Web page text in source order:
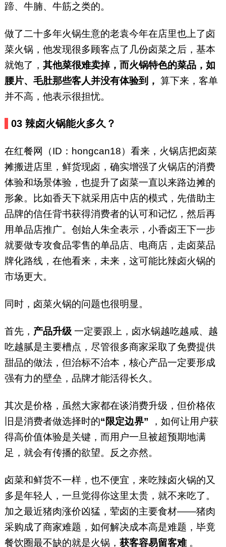
蹄、牛腩、牛筋之类的。
做了二十多年火锅生意的老袁今年在店里也上了卤
菜火锅，他发现很多顾客点了几份卤菜之后，基本
就饱了， 其他菜很难卖掉，而火锅特色的菜品，如
腰片、毛肚那些客人并没有体验到， 算下来，客单
并不高，他表示很担忧。
03辣卤火锅能火多久？
在红餐网（ID：hongcan18）看来，火锅店把卤菜
摊搬进店里，鲜货现卤，确实增强了火锅店的消费
体验和场景体验，也提升了卤菜一直以来路边摊的
形象。比如香天下就采用店中店的模式，先借助主
品牌的信任背书获得消费者的认可和记忆，然后再
用单品店推广。创始人朱全表示，小香卤王下一步
就要做专攻食品零售的单品店、电商店，走卤菜品
牌化路线，在他看来，未来，这可能比辣卤火锅的
市场更大。
同时，卤菜火锅的问题也很明显。
首先， 产品升级 一定要跟上，卤水锅越吃越咸、越
吃越腻是主要槽点，尽管很多商家采取了免费提供
甜品的做法，但治标不治本，核心产品一定要形成
强有力的壁垒，品牌才能活得长久。
其次是价格，虽然大家都在谈消费升级，但价格依
旧是消费者做选择时的“限定边界”
，如何让用户获
得高价值体验是关键，而用户一旦被超预期地满
足，就会有传播的欲望。反之亦然。
卤菜和鲜货不一样，也不便宜，来吃辣卤火锅的又
多是年轻人，一旦觉得你这里太贵，就不来吃了。
加之最近猪肉涨价凶猛，荤卤的主要食材——猪肉
采购成了商家难题，如何解决成本高是难题，毕竟
餐饮圈最不缺的就是火锅， 获客容易留客难 。